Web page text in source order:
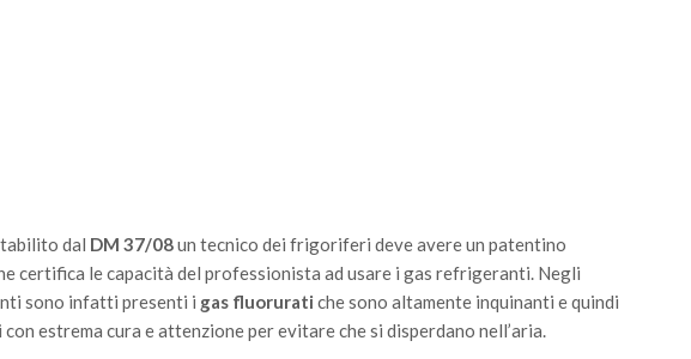
dal DM 37/08un tecnico dei frigoriferi deve avere un patentino
certifica le capacità del professionista ad usare i gas refrigeranti. Negli
sono infatti presenti i gas fluorurati che sono altamente inquinanti e quindi
estrema cura e attenzione per evitare che si disperdano nell’aria.